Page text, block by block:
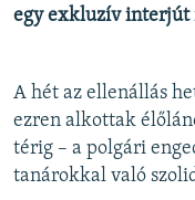
Valamennyi RFE/
egy exkluzív interjút
A hét az ellenállás
ezren alkottak
térig – a polgári
tanárokkal való